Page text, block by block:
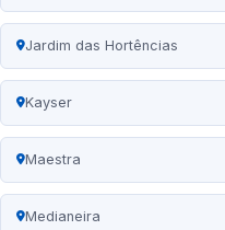
Jardim das Hortências
Kayser
Maestra
Medianeira